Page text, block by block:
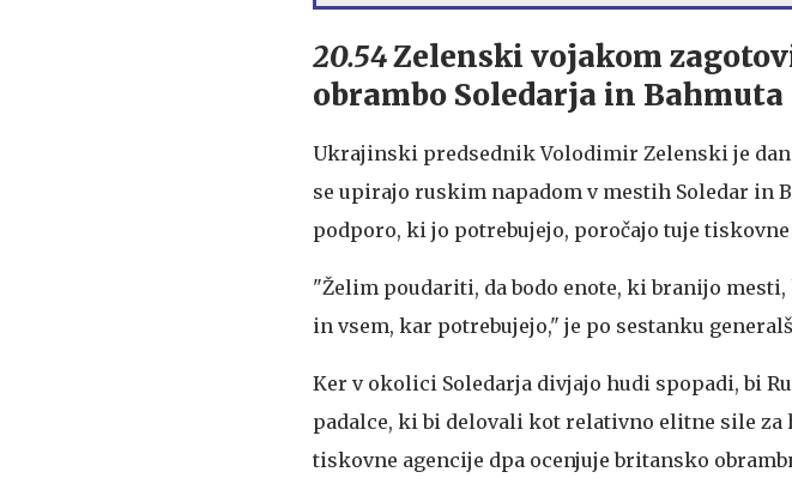
20.54Zelenski vojakom
obrambo Soledarja in Bahmuta
Ukrajinski predsednik Volodimir Zelenski je
se upirajo ruskim napadom v mestih Soledar in
podporo, ki jo potrebujejo, poročajo tuje tiskovne
"Želim poudariti, da bodo enote, ki branijo
in vsem, kar potrebujejo," je po sestanku
Ker v okolici Soledarja divjajo hudi spopadi, bi
padalce, ki bi delovali kot relativno elitne sile za
tiskovne agencije dpa ocenjuje britansko